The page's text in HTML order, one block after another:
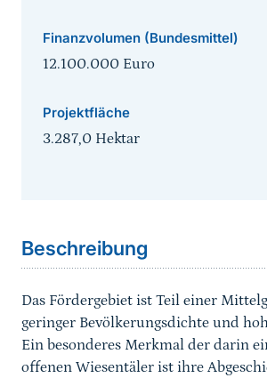
Finanzvolumen (Bundesmittel)
12.100.000 Euro
Projektfläche
3.287,0 Hektar
Beschreibung
Das Fördergebiet ist Teil einer
geringer Bevölkerungsdichte und
Ein besonderes Merkmal der darin
offenen Wiesentäler ist ihre